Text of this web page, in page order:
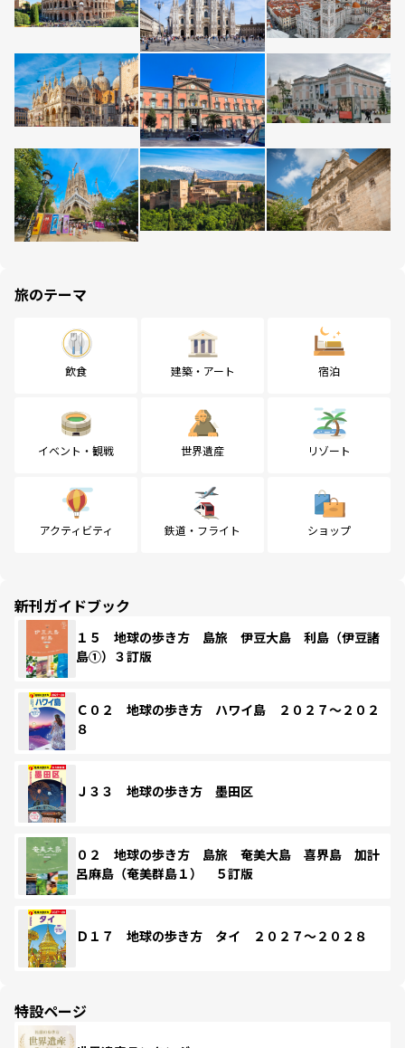
旅のテーマ
飲食 建築・アート 宿泊
イベント・観戦 世界遺産 リゾート
アクティビティ 鉄道・フライト ショップ
新刊ガイドブック
１５ 地球の歩き方 島旅 伊豆大島 利島（伊豆諸
島①）３訂版
Ｃ０２ 地球の歩き方 ハワイ島 ２０２７～２０２
８
Ｊ３３ 地球の歩き方 墨田区
０２ 地球の歩き方 島旅 奄美大島 喜界島 加計
呂麻島（奄美群島１） ５訂版
Ｄ１７ 地球の歩き方 タイ ２０２７～２０２８
特設ページ